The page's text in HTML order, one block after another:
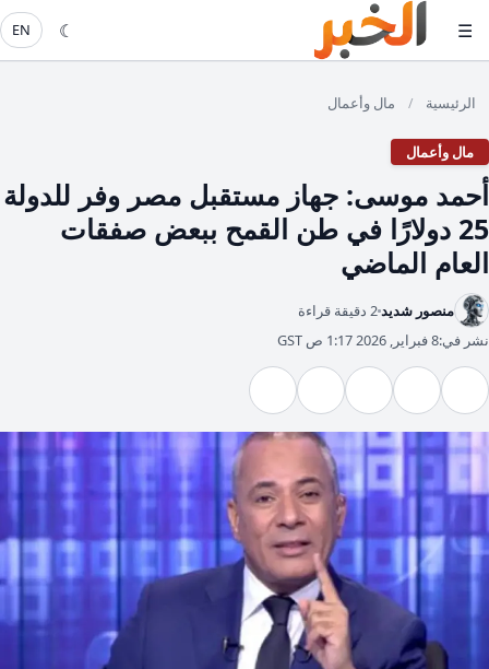
☰
☾
EN
الرئيسية / مال وأعمال
مال وأعمال
أحمد موسى: جهاز مستقبل مصر وفر للدولة
25 دولارًا في طن القمح ببعض صفقات
العام الماضي
منصور شديد2 دقيقة قراءة
نشر في:8 فبراير, 2026 1:17 ص GST